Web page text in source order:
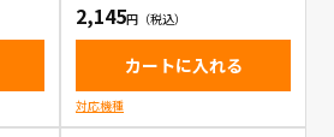
2,145
カートに入れる
対応機種